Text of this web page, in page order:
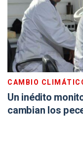
CAMBIO
Un inédito
cambian los